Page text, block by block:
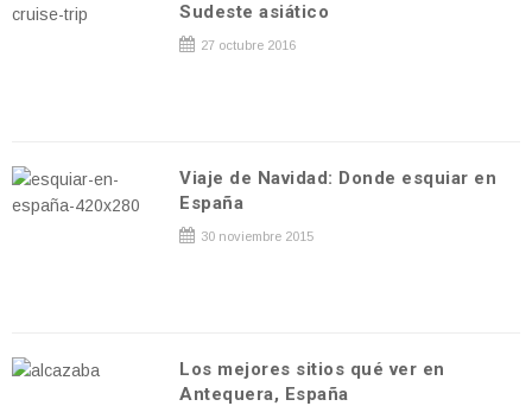
Sudeste asiático
27 octubre 2016
Viaje de Navidad: Donde esquiar en
España
30 noviembre 2015
Los mejores sitios qué ver en
Antequera, España